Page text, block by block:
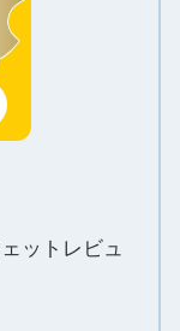
ットレビュ